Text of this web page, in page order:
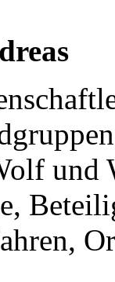
und